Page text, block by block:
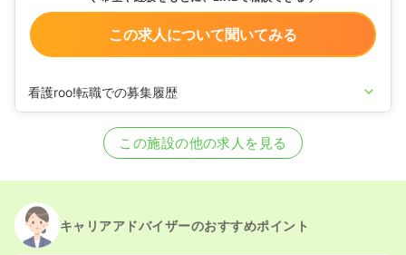
この求人について聞いてみる
看護roo!転職での募集履歴
この施設の他の求人を見る
キャリアアドバイザーのおすすめポイント